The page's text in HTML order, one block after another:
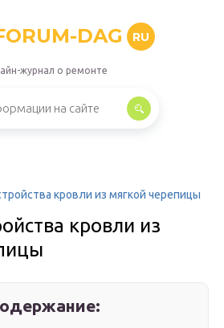
DAG RU
журнал о ремонте
кровли из мягкой черепицы
кровли из